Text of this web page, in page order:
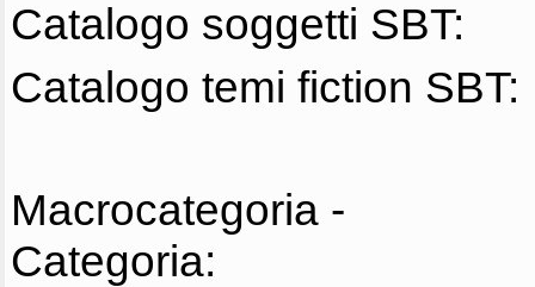
Catalogo soggetti SBT:
Catalogo temi fiction SBT:
Macrocategoria -
Categoria: